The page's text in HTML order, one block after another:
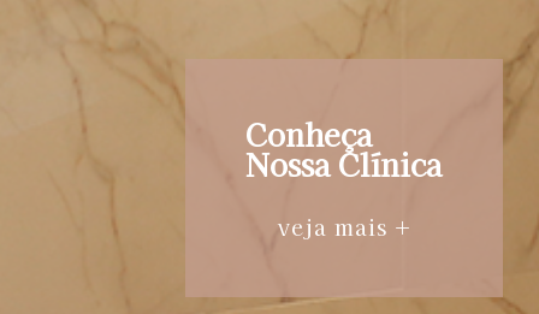
Conheça
Nossa Clínica
veja mais +